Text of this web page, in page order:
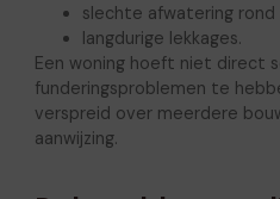
slechte afwatering rond
langdurige lekkages.
Een woning hoeft niet direct
funderingsproblemen te
verspreid over meerdere
aanwijzing.